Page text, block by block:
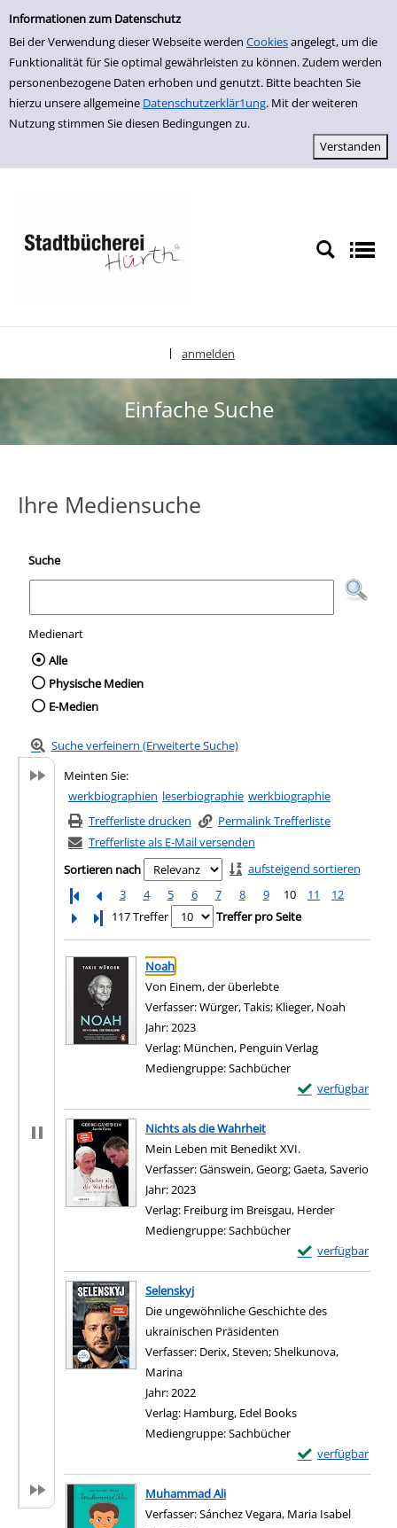
Einfache Suche
Informationen zum Datenschutz
Bei der Verwendung dieser Webseite werden Cookiesangelegt, um die
Funktionalität für Sie optimal gewährleisten zu können. Zudem werden
personenbezogene Daten erhoben und genutzt. Bitte beachten Sie
hierzu unsere allgemeine Datenschutzerklär1ung. Mit der weiteren
Nutzung stimmen Sie diesen Bedingungen zu.
zur Navigation springen
zum Inhalt springen
Zu den Suchfiltern springen
Zur Trefferliste springen
anmelden
Einfache Suche
Ihre Mediensuche
Suche
Medienart
Wählen Sie die Medienart nach der Sie
Alle
Physische Medien
E-Medien
Suche verfeinern (Erweiterte Suche)
Meinten Sie:
werkbiographien leserbiographie werkbiographie
Trefferliste drucken
Permalink Trefferliste
Trefferliste als E-Mail versenden
Sortieren nach
aufsteigend sortieren
3
4 5 6 7 8 9 10 11
12
Letzte Seite
117 Treffer Treffer pro Seite
Suchergebnis
Zu den Suchfiltern springen
Noah
Von Einem, der überlebte
Verfasser:Würger, Takis; Klieger, Noah
Jahr:2023
Verlag: München, Penguin Verlag
Mediengruppe:Sachbücher
verfügbar
Exemplar-Details
Zum Download
Nichts als die Wahrheit
Mein Leben mit Benedikt XVI.
Verfasser:Gänswein, Georg;Gaeta, Saverio
Jahr:2023
Verlag: Freiburg im Breisgau, Herder
Mediengruppe:Sachbücher
verfügbar
Exemplar-Details
Zum Download
Selenskyj
Die ungewöhnliche Geschichte des
ukrainischen Präsidenten
Verfasser: Derix, Steven;Shelkunova,
Marina
Jahr:2022
Verlag: Hamburg, Edel Books
Mediengruppe:Sachbücher
verfügbar
Exemplar-Details
Zum Download
Muhammad Ali
Verfasser:Sánchez Vegara, Maria Isabel